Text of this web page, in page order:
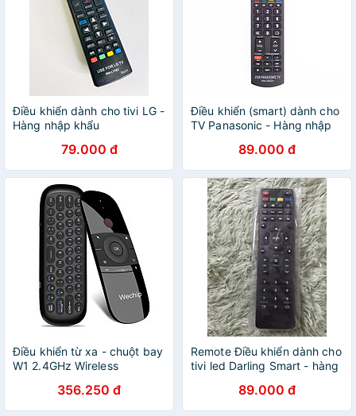
Điều khiển dành cho tivi LG -
Hàng nhập khẩu
79.000 đ
Điều khiển (smart) dành cho
TV Panasonic - Hàng nhập
89.000 đ
Điều khiển từ xa - chuột bay
W1 2.4GHz Wireless
ngoại và chuyển động tích
hợp bàn phím
356.250 đ
Remote Điều khiển dành cho
tivi led Darling Smart - hàng
89.000 đ